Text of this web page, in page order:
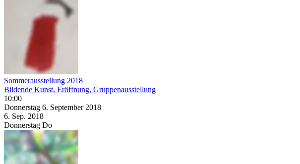
Sommerausstellung 2018
Bildende Kunst, Eröffnung, Gruppenausstellung
10:00
Donnerstag 6. September 2018
6. Sep. 2018
Donnerstag Do